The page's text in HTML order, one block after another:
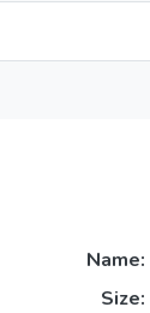
Name:
Size: